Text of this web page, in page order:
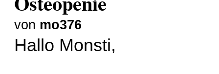
von mo376
Hallo Monsti,